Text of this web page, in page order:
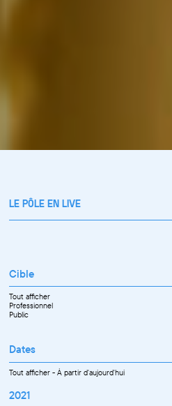
LE PÔLE EN LIVE
Cible
Tout afficher
Professionnel
Public
Dates
Tout afficher-À partir d'aujourd'hui
2021